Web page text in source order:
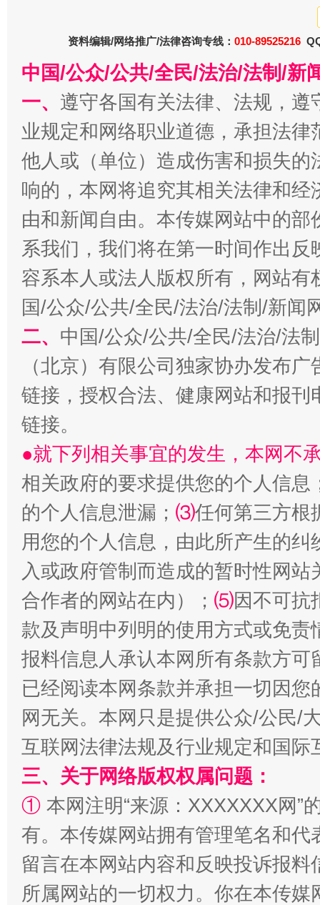
在谋一域中谋全局
习近平的博鳌关键词
魏明亮
揭批美国五大"原罪" "炒
解纷+调解+退费，一次搞定
资料编辑/网络推广/法律咨询专线： 010-89525216
中国/公众/公共/全民/法治/法制/新
一、 遵守各国有关法律、法规，
业规定和网络职业道德，承担法
他人或（单位）造成伤害和损失
响的，本网将追究其相关法律和
由和新闻自由。本传媒网站中的
系我们，我们将在第一时间作出
容系本人或法人版权所有，网站
国/公众/公共/全民/法治/法制/新闻
二、 中国/公众/公共/全民/法治/法
（北京）有限公司独家协办发布
链接，授权合法、健康网站和报
链接。
●就下列相关事宜的发生，本网不
相关政府的要求提供您的个人信息
的个人信息泄漏； ⑶任何第三方根
用您的个人信息，由此所产生的纠
入或政府管制而造成的暂时性网
合作者的网站在内）； ⑸因不可抗
款及声明中列明的使用方式或免责
报料信息人承认本网所有条款方
已经阅读本网条款并承担一切因
网无关。本网只是提供公众/公民/
互联网法律法规及行业规定和国
三、关于网络版权权属问题：
① 本网注明“来源：XXXXXXX网”
有。本传媒网站拥有管理笔名和
留言在本网站内容和反映投诉报
所属网站的一切权力。你在本传